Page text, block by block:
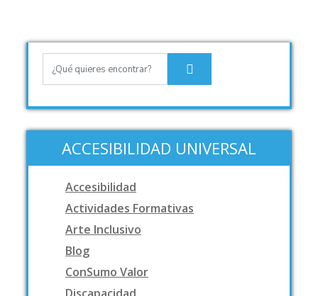
ACCESIBILIDAD UNIVERSAL
Accesibilidad
Actividades Formativas
Arte Inclusivo
Blog
ConSumo Valor